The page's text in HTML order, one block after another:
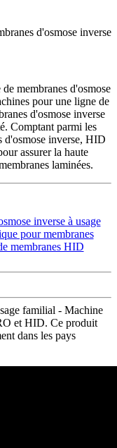
d'osmose inverse
membranes d'osmose
pour une ligne de
d'osmose inverse
Comptant parmi les
d'osmose inverse, HID
assurer la haute
laminées.
familial - Machine
et HID. Ce produit
dans les pays